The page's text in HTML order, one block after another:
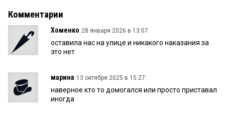
Комментарии
Хоменко 28 января 2026 в 13:07:
оставила нас на улице и никакого наказания за
это нет
марина 13 октября 2025 в 15:27:
наверное кто то домогался или просто приставал
иногда